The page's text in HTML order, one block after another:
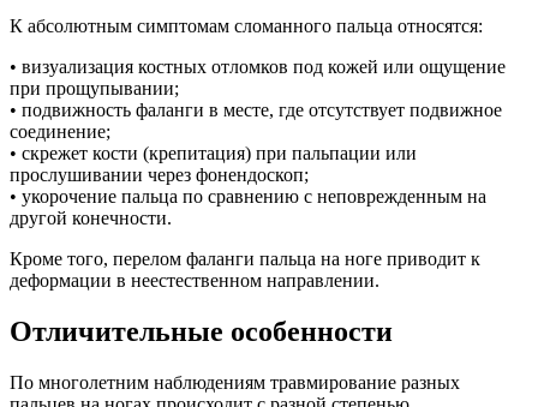
К абсолютным симптомам сломанного пальца относятся:
• визуализация костных отломков под кожей или ощущение
при прощупывании;
• подвижность фаланги в месте, где отсутствует подвижное
соединение;
• скрежет кости (крепитация) при пальпации или
прослушивании через фонендоскоп;
• укорочение пальца по сравнению с неповрежденным на
другой конечности.
Кроме того, перелом фаланги пальца на ноге приводит к
деформации в неестественном направлении.
Отличительные особенности
По многолетним наблюдениям травмирование разных